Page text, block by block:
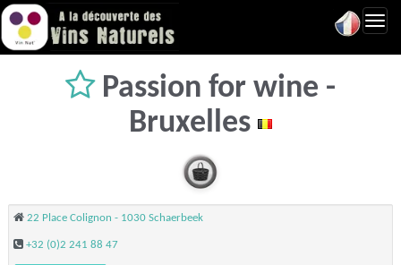
Passion for wine -
Bruxelles
22 Place Colignon - 1030 Schaerbeek
+32 (0)2 241 88 47